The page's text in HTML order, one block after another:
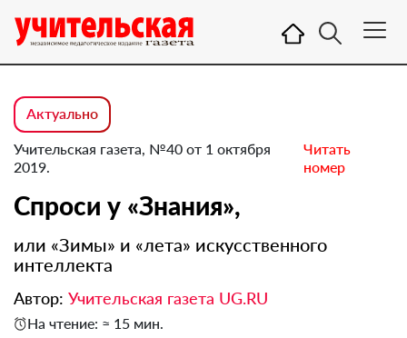
Актуально
Учительская газета, №40 от 1 октября
2019.
Читать
номер
Спроси у «Знания»,
или «Зимы» и «лета» искусственного
интеллекта
Автор: Учительская газета UG.RU
На чтение: ≈ 15 мин.